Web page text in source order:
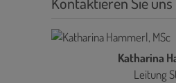
Katharina
Leitung